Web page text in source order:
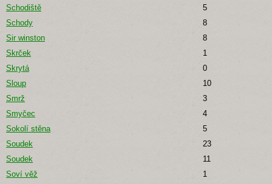
Schodiště
5
Schody
8
Sir winston
8
Skrček
1
Skrytá
0
Sloup
10
Smrž
3
Smyčec
4
Sokolí stěna
5
Soudek
23
Soudek
11
Soví věž
1